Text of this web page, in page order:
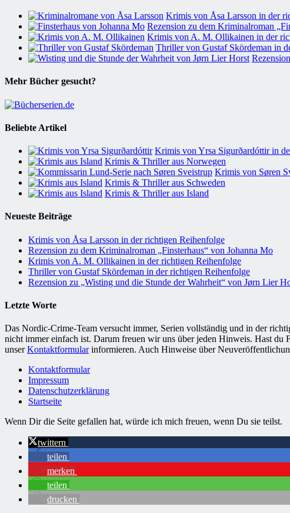
Krimis von Åsa Larsson in der
Rezension zu dem Kriminalroman
Krimis von A. M. Ollikainen in der
Thriller von Gustaf Skördeman in
Mehr Bücher gesucht?
Beliebte Artikel
Krimis von Yrsa Sigurðardóttir in
Krimis & Thriller aus Norwegen
Krimis von Søren
Krimis & Thriller aus Schweden
Krimis & Thriller aus Island
Neueste Beiträge
Krimis von Åsa Larsson in der richtigen Reihenfolge
Rezension zu dem Kriminalroman „Finsterhaus“ von Johanna Mo
Krimis von A. M. Ollikainen in der richtigen Reihenfolge
Thriller von Gustaf Skördeman in der richtigen Reihenfolge
Rezension zu „Wisting und die Stunde der Wahrheit“ von Jørn Lier
Letzte Worte
Das Nordic-Crime-Team versucht immer, Serien vollständig und in der
nicht immer einfach ist. Darum freuen wir uns über jeden Hinweis. Hast du
unserKontaktformularinformieren. Auch Hinweise über
Kontaktformular
Impressum
Datenschutzerklärung
Startseite
Wenn Dir die Seite gefallen hat, würde ich mich freuen, wenn Du sie teilst.
twittern
teilen
merken
teilen
drucken